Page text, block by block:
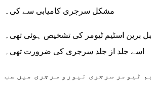
مشکل سرجری کامیابی سے کی۔
برین اسٹیم ٹیومر کی تشخیص ہوئی تھی۔
اسے جلد از جلد سرجری کی ضرورت تھی۔
ٹیومر سرجری نیورو سرجری میں سب